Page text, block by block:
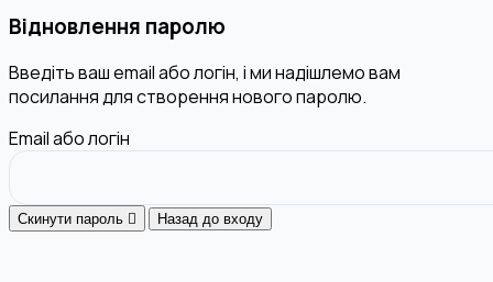
Відновлення паролю
Введіть ваш email або логін, і ми надішлемо вам
посилання для створення нового паролю.
Email або логін
Скинути пароль Назад до входу